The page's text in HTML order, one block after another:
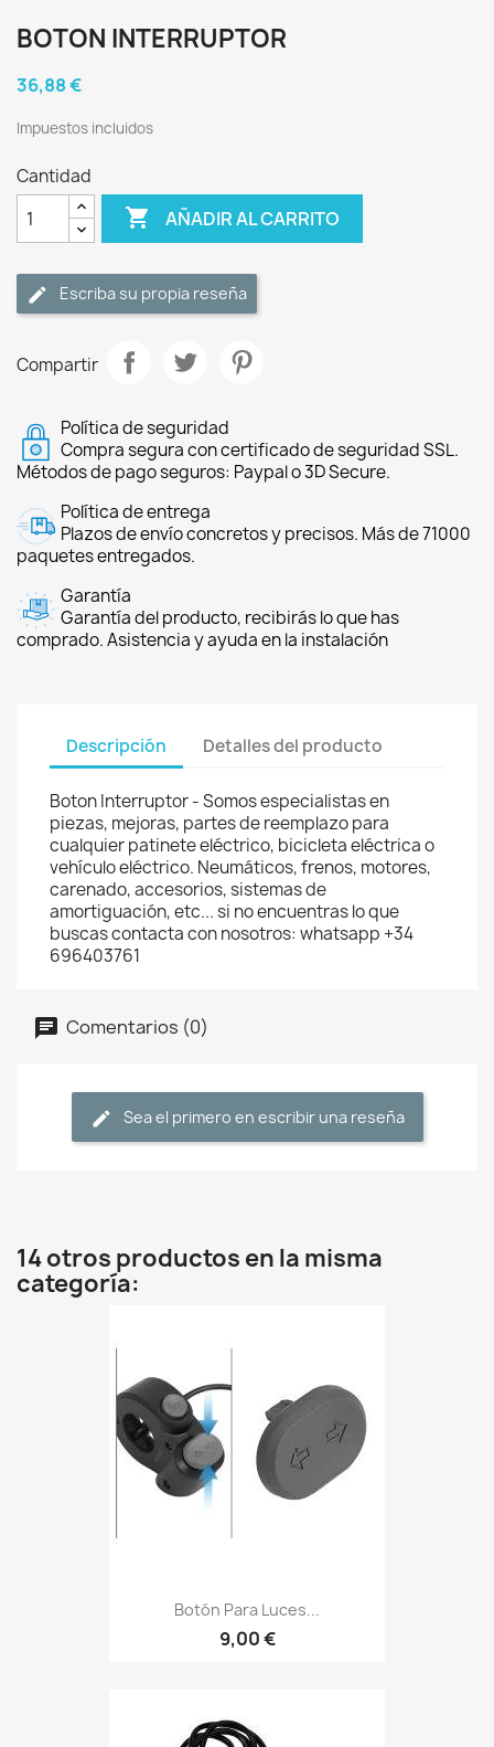
BOTON INTERRUPTOR
36,88 €
Impuestos incluidos
Cantidad
 AÑADIR AL CARRITO
Escriba su propia reseña
Compartir
Política de seguridad
Compra segura con certificado de seguridad SSL.
Métodos de pago seguros: Paypal o 3D Secure.
Política de entrega
Plazos de envío concretos y precisos. Más de 71000
paquetes entregados.
Garantía
Garantía del producto, recibirás lo que has
comprado. Asistencia y ayuda en la instalación
Descripción Detalles del producto
Boton Interruptor - Somos especialistas en
piezas, mejoras, partes de reemplazo para
cualquier patinete eléctrico, bicicleta eléctrica o
vehículo eléctrico. Neumáticos, frenos, motores,
carenado, accesorios, sistemas de
amortiguación, etc... si no encuentras lo que
buscas contacta con nosotros: whatsapp +34
696403761
Comentarios (0)
Sea el primero en escribir una reseña
14 otros productos en la misma
categoría:
Botón Para Luces...
9,00 €